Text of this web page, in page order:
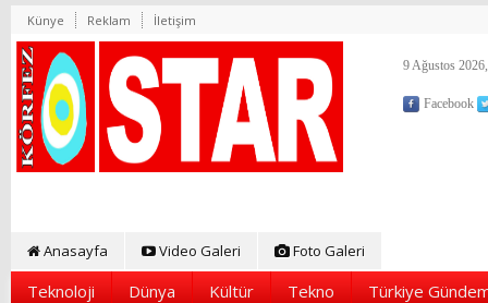
Künye Reklam İletişim
9 Ağustos
Facebook
Anasayfa Video Galeri Foto Galeri
Teknoloji Dünya Kültür Tekno Türkiye